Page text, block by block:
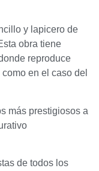
y lapicero de
obra tiene
reproduce
en el caso del
más prestigiosos a
de todos los